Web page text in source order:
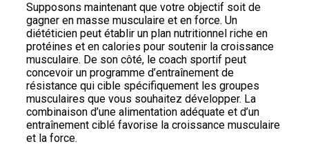
Supposons maintenant que votre objectif soit de
gagner en masse musculaire et en force. Un
diététicien peut établir un plan nutritionnel riche en
protéines et en calories pour soutenir la croissance
musculaire. De son côté, le coach sportif peut
concevoir un programme d’entraînement de
résistance qui cible spécifiquement les groupes
musculaires que vous souhaitez développer. La
combinaison d’une alimentation adéquate et d’un
entraînement ciblé favorise la croissance musculaire
et la force.